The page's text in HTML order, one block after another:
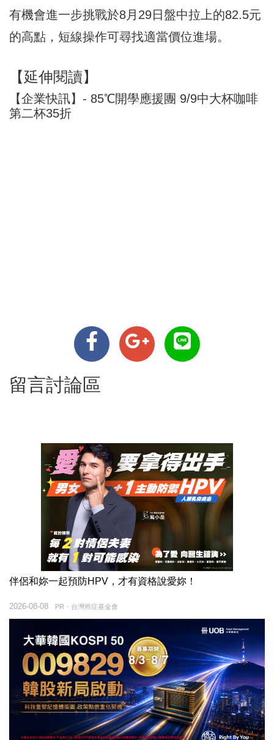
有機會進一步挑戰於8月29日盤中拉上的82.5元
的高點，短線操作可尋找適當價位進場。
【延伸閱讀】
【企業快訊】- 85℃開學應援團 9/9中大杯咖啡
第二杯35折
留言討論區
伴侶和妳一起預防HPV，才有資格說愛妳！
PR・台灣癌症基金會
2026-08-08